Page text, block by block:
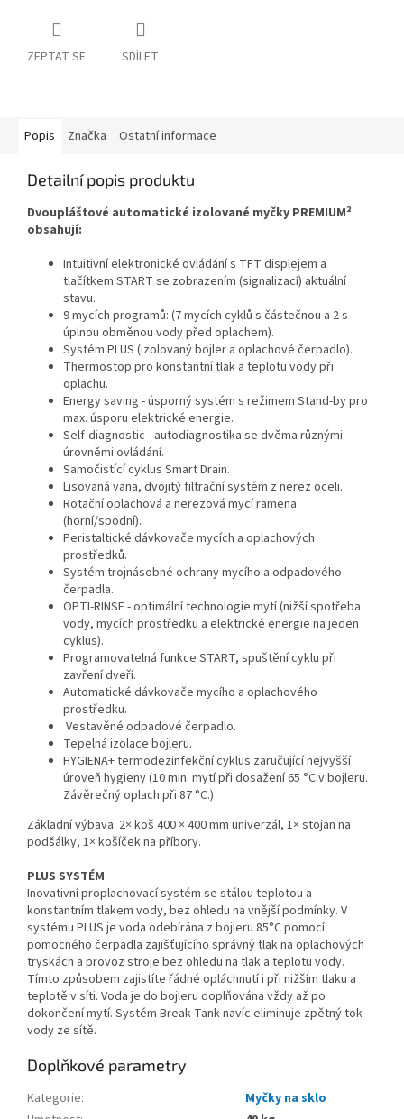
ZEPTAT SE SDÍLET
Popis Značka Ostatní informace
Detailní popis produktu
Dvouplášťové automatické izolované myčky PREMIUM²
obsahují:
Intuitivní elektronické ovládání s TFT displejem a
tlačítkem START se zobrazením (signalizací) aktuální
stavu.
9 mycích programů: (7 mycích cyklů s částečnou a 2 s
úplnou obměnou vody před oplachem).
Systém PLUS (izolovaný bojler a oplachové čerpadlo).
Thermostop pro konstantní tlak a teplotu vody při
oplachu.
Energy saving - úsporný systém s režimem Stand-by pro
max. úsporu elektrické energie.
Self-diagnostic - autodiagnostika se dvěma různými
úrovněmi ovládání.
Samočistící cyklus Smart Drain.
Lisovaná vana, dvojitý filtrační systém z nerez oceli.
Rotační oplachová a nerezová mycí ramena
(horní/spodní).
Peristaltické dávkovače mycích a oplachových
prostředků.
Systém trojnásobné ochrany mycího a odpadového
čerpadla.
OPTI-RINSE - optimální technologie mytí (nižší spotřeba
vody, mycích prostředku a elektrické energie na jeden
cyklus).
Programovatelná funkce START, spuštění cyklu při
zavření dveří.
Automatické dávkovače mycího a oplachového
prostředku.
Vestavěné odpadové čerpadlo.
Tepelná izolace bojleru.
HYGIENA+ termodezinfekční cyklus zaručující nejvyšší
úroveň hygieny (10 min. mytí při dosažení 65 °C v bojleru.
Závěrečný oplach při 87 °C.)
Základní výbava: 2× koš 400 × 400 mm univerzál, 1× stojan na
podšálky, 1× košíček na příbory.
PLUS SYSTÉM
Inovativní proplachovací systém se stálou teplotou a
konstantním tlakem vody, bez ohledu na vnější podmínky. V
systému PLUS je voda odebírána z bojleru 85°C pomocí
pomocného čerpadla zajišťujícího správný tlak na oplachových
tryskách a provoz stroje bez ohledu na tlak a teplotu vody.
Tímto způsobem zajistíte řádné opláchnutí i při nižším tlaku a
teplotě v síti. Voda je do bojleru doplňována vždy až po
dokončení mytí. Systém Break Tank navíc eliminuje zpětný tok
vody ze sítě.
Doplňkové parametry
Kategorie:
Myčky na sklo